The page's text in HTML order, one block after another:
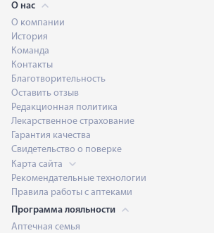
О нас
О компании
История
Команда
Контакты
Благотворительность
Оставить отзыв
Редакционная политика
Лекарственное страхование
Гарантия качества
Свидетельство о поверке
Карта сайта
Рекомендательные технологии
Правила работы с аптеками
Программа лояльности
Аптечная семья